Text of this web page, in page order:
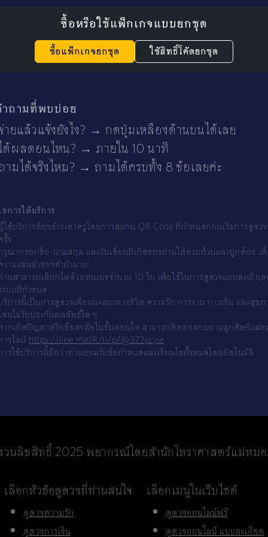
ซื้อหรือใช้แพ็กเกจแบบยกชุด
ซื้อแพ็กเกจยกชุด ใช้สิทธิ์โค้ดยกชุด
ำถามที่พบบ่อย
ายแล้วแจ้งยังไง? → กดปุ่มเหลืองด้านบนได้เลย
ด้ผลตอนไหน? → ภายใน 10 นาที
ามได้จริงไหม? → ถามได้ครบทั้ง 8 ข้อเลยค่ะ
ขการให้บริการ
ใช้บริการต้องชำระค่าครูโดยการสแกน QR Code ที่กำหนดก่อนเริ่มการดูดว
รั้ง
รุณากรอกชื่อ-นามสกุล และวันเดือนปีเกิดของท่านให้ครบถ้วนและถูกต้อง เ
วามแม่นยำของคำทำนาย
านสามารถเลือกไพ่ด้วยตนเองจำนวน 10 ใบ เพื่อใช้ในการดูดวงแบบละเอียด
ะบบที่กำหนด
ริการนี้เป็นการดูดวงเพื่อแนะแนวทางชีวิต ความรัก การงาน การเงิน และสุขภ
ดยไม่รับประกันผลลัพธ์ใด ๆ
ากเกิดปัญหาหรือข้อสงสัยในขั้นตอนใด สามารถติดต่อสอบถามลูกศิษย์แม่ห
างไลน์ https://line.me/R/ti/p/@372pcjre
ารใช้บริการนี้ถือว่าท่านยอมรับข้อกำหนดและเงื่อนไขทั้งหมดโดยอัตโนมัติ
นลิขสิทธิ์ 2025 พยากรณ์โดยสำนักโหราศาสตร์แม่หมอ
เลือกหัวข้อดูดวงที่ท่านสนใจ
ดูดวงความรัก
ดูดวงการเงิน
เลือกเมนูในเว็บไซต์
ดูดวงออนไลน์ฟรี
ดูดวงออนไลน์ แบบละเอียด